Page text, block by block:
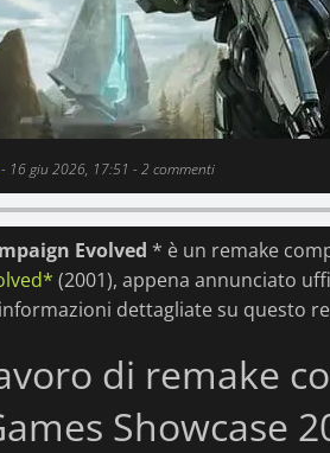
- 16 giu 2026, 17:51 - 2 commenti
Evolved * è un remake
(2001), appena annunciato
dettagliate su questo
di remake
Showcase